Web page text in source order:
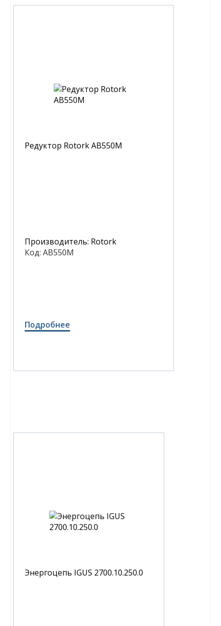
Редуктор Rotork AB550M
Производитель: Rotork
Код:AB550M
Подробнее
Энергоцепь IGUS 2700.10.250.0